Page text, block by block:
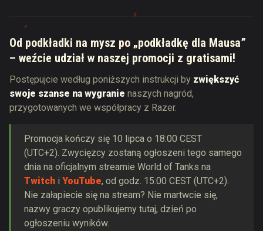
Od podkładki na mysz po „podkładkę dla Mausa”
– weźcie udział w naszej promocji z gratisami!
Postępujcie według poniższych instrukcji by zwiększyć
swoje szanse na wygranie naszych nagród,
przygotowanych we współpracy z Razer.
Promocja kończy się 10 lipca o 18:00 CEST
(UTC+2). Zwycięzcy zostaną ogłoszeni tego samego
dnia na oficjalnym streamie World of Tanks na
Twitch i YouTube, od godz. 15:00 CEST (UTC+2).
Nie załapiecie się na stream? Nie martwcie się,
nazwy graczy opublikujemy tutaj, dzień po
ogłoszeniu wyników.